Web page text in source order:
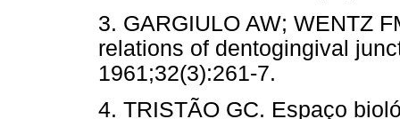
3. GARGIULO AW; WENTZ
relations of dentogingival
1961;32(3):261-7.
4. TRISTÃO GC. Espaço